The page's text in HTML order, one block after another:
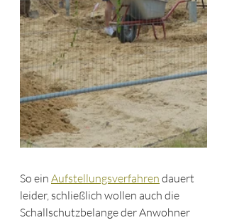
So ein Aufstellungsverfahren dauert
leider, schließlich wollen auch die
Schallschutzbelange der Anwohner